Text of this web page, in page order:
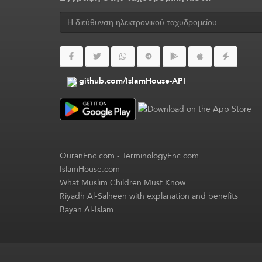
github.com/IslamHouse-API
QuranEnc.com-TerminologyEnc.com
IslamHouse.com
What Muslim Children Must Know
Riyadh Al-Salheen with explanation and benefits
Bayan Al-Islam